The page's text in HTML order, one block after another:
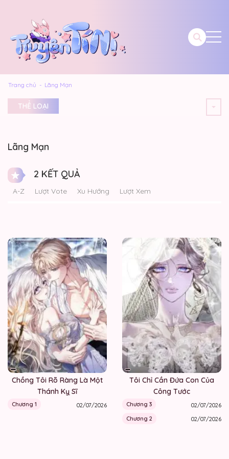
Trang chủ Lãng Mạn
THỂ LOẠI
Lãng Mạn
2 KẾT QUẢ
A-Z Lượt Vote Xu Hướng Lượt Xem
Chồng Tôi Rõ Ràng Là Một
Thánh Kỵ Sĩ
Chương 1 02/07/2026
Tôi Chỉ Cần Đứa Con Của
Công Tước
Chương 3
02/07/2026
Chương 2
02/07/2026